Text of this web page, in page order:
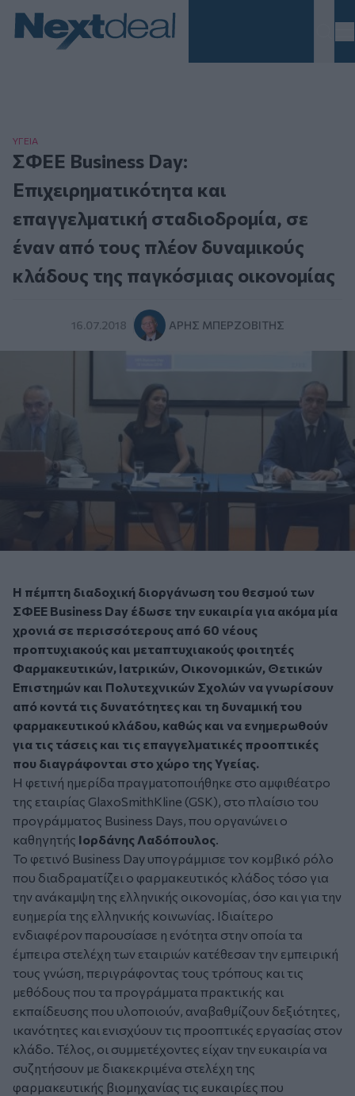
ΥΓΕΙΑ
ΣΦΕΕ Business Day:
Επιχειρηματικότητα και
επαγγελματική σταδιοδρομία, σε
έναν από τους πλέον δυναμικούς
κλάδους της παγκόσμιας οικονομίας
16.07.2018 ΆΡΗΣ ΜΠΕΡΖΟΒΊΤΗΣ
Η πέμπτη διαδοχική διοργάνωση του θεσμού των
ΣΦΕΕ Business Day έδωσε την ευκαιρία για ακόμα μία
χρονιά σε περισσότερους από 60 νέους
προπτυχιακούς και μεταπτυχιακούς φοιτητές
Φαρμακευτικών, Ιατρικών, Οικονομικών, Θετικών
Επιστημών και Πολυτεχνικών Σχολών να γνωρίσουν
από κοντά τις δυνατότητες και τη δυναμική του
φαρμακευτικού κλάδου, καθώς και να ενημερωθούν
για τις τάσεις και τις επαγγελματικές προοπτικές
που διαγράφονται στο χώρο της Υγείας.
Η φετινή ημερίδα πραγματοποιήθηκε στο αμφιθέατρο
της εταιρίας GlaxoSmithKline (GSK), στο πλαίσιο του
προγράμματος Business Days, που οργανώνει ο
καθηγητής Ιορδάνης Λαδόπουλος.
Το φετινό Business Day υπογράμμισε τον κομβικό ρόλο
που διαδραματίζει ο φαρμακευτικός κλάδος τόσο για
την ανάκαμψη της ελληνικής οικονομίας, όσο και για την
ευημερία της ελληνικής κοινωνίας. Ιδιαίτερο
ενδιαφέρον παρουσίασε η ενότητα στην οποία τα
έμπειρα στελέχη των εταιριών κατέθεσαν την εμπειρική
τους γνώση, περιγράφοντας τους τρόπους και τις
μεθόδους που τα προγράμματα πρακτικής και
εκπαίδευσης που υλοποιούν, αναβαθμίζουν δεξιότητες,
ικανότητες και ενισχύουν τις προοπτικές εργασίας στον
κλάδο. Τέλος, οι συμμετέχοντες είχαν την ευκαιρία να
συζητήσουν με διακεκριμένα στελέχη της
φαρμακευτικής βιομηχανίας τις ευκαιρίες που